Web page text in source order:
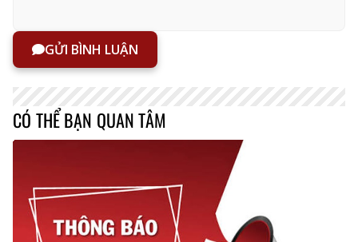
GỬI BÌNH LUẬN
CÓ THỂ BẠN QUAN TÂM